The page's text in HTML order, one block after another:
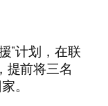
”计划，在联
提前将三名
。